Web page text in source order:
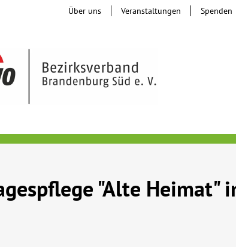
Über uns Veranstaltungen Spenden
"Alte Heimat"